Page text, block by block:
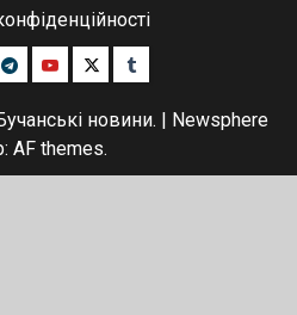
TelegramYoutubeTwitterTumblr
новини.
Newsphere
AF themes.